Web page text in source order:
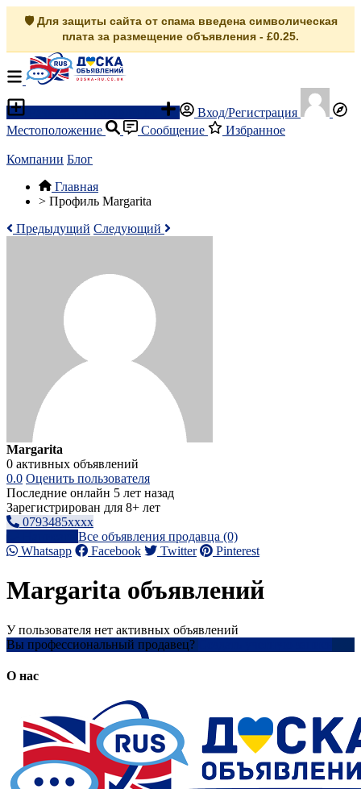
🛡️ Для защиты сайта от спама введена символическая
плата за размещение объявления - £0.25.
Вход/Регистрация
Местоположение
Сообщение Избранное
Компании Блог
Главная
> Профиль Margarita
Предыдущий Следующий
Margarita
0 активных объявлений
0.0 Оценить пользователя
Последние онлайн 5 лет назад
Зарегистрирован для 8+ лет
0793485xxxx
Все объявления продавца (0)
Whatsapp
Facebook Twitter Pinterest
Margarita объявлений
У пользователя нет активных объявлений
Вы профессиональный продавец?
О нас